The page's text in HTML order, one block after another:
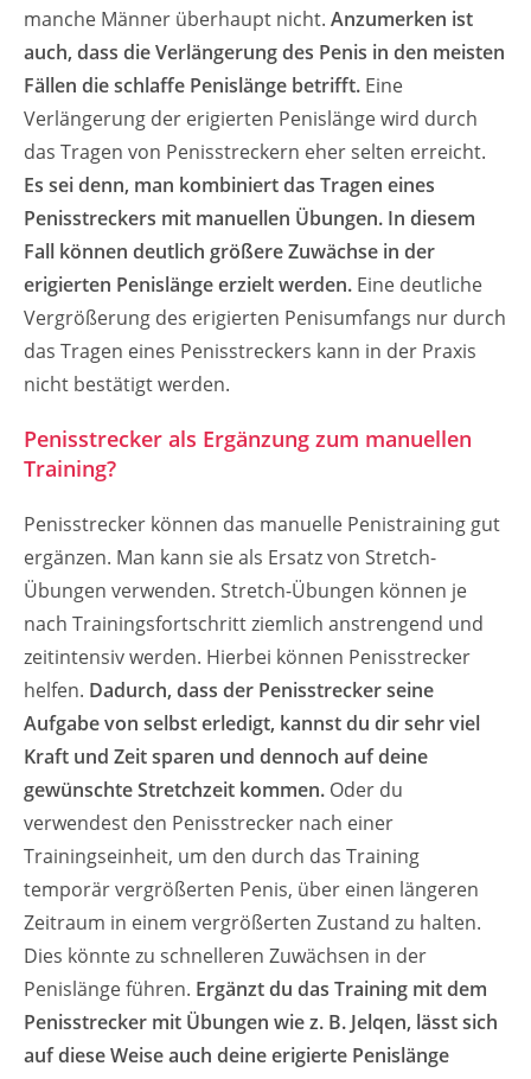
manche Männer überhaupt nicht. Anzumerken ist
auch, dass die Verlängerung des Penis in den meisten
Fällen die schlaffe Penislänge betrifft. Eine
Verlängerung der erigierten Penislänge wird durch
das Tragen von Penisstreckern eher selten erreicht.
Es seidenn, man kombiniert das Tragen eines
Penisstreckers mit manuellen Übungen. In diesem
Fall können deutlich größere Zuwächse in der
erigierten Penislänge erzielt werden. Eine deutliche
Vergrößerung des erigierten Penisumfangs nur durch
das Tragen eines Penisstreckers kann in der Praxis
nicht bestätigt werden.
Penisstrecker als Ergänzung zum manuellen
Training?
Penisstrecker können das manuelle Penistraining gut
ergänzen. Man kann sie als Ersatz von Stretch-
Übungen verwenden. Stretch-Übungen können je
nach Trainingsfortschritt ziemlich anstrengend und
zeitintensiv werden. Hierbei können Penisstrecker
helfen. Dadurch, dass der Penisstrecker seine
Aufgabe von selbst erledigt, kannst du dir sehr viel
Kraft und Zeit sparen und dennoch auf deine
gewünschte Stretchzeit kommen. Oder du
verwendest den Penisstrecker nach einer
Trainingseinheit, um den durch das Training
temporär vergrößerten Penis, über einen längeren
Zeitraum in einem vergrößerten Zustand zu halten.
Dies könnte zu schnelleren Zuwächsen in der
Penislänge führen. Ergänzt du das Training mit dem
Penisstrecker mit Übungen wie z. B. Jelqen, lässt sich
auf diese Weise auch deine erigierte Penislänge